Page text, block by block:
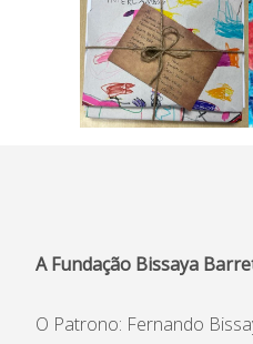
A Fundação Bissaya
O Patrono: Fernando